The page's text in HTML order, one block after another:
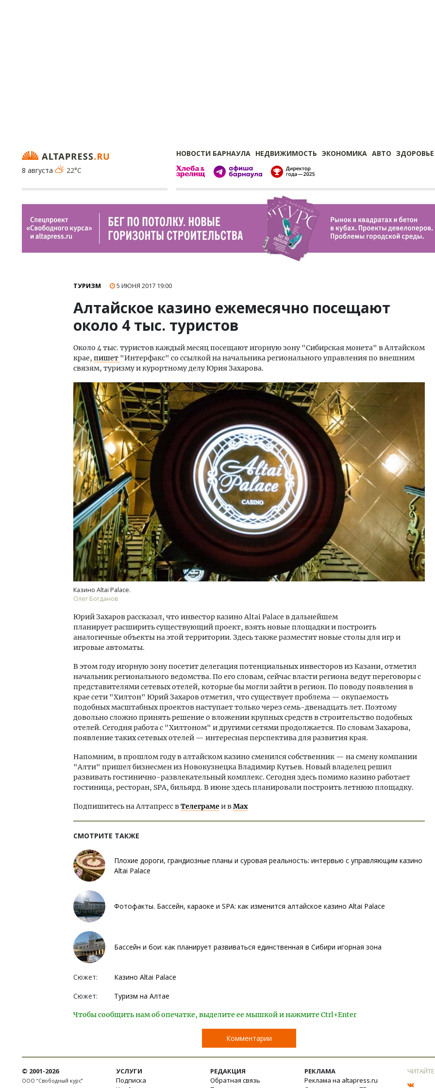
НОВОСТИ БАРНАУЛА НЕДВИЖИМОСТЬ ЭКОНОМИКА АВТО ЗДОРОВЬЕ
8 августа
22°C
ТУРИЗМ 5 ИЮНЯ 2017 19:00
Алтайское казино ежемесячно посещают
около 4 тыс. туристов
Около 4 тыс. туристов каждый месяц посещают игорную зону "Сибирская монета" в Алтайском
крае, пишет "Интерфакс" со ссылкой на начальника регионального управления по внешним
связям, туризму и курортному делу Юрия Захарова.
Казино Altai Palace.
Олег Богданов
Юрий Захаров рассказал, что инвестор казино Altai Palace в дальнейшем
планирует расширить существующий проект, взять новые площадки и построить
аналогичные объекты на этой территории. Здесь также разместят новые столы для игр и
игровые автоматы.
В этом году игорную зону посетит делегация потенциальных инвесторов из Казани, отметил
начальник регионального ведомства. По его словам, сейчас власти региона ведут переговоры с
представителями сетевых отелей, которые бы могли зайти в регион. По поводу появления в
крае сети "Хилтон" Юрий Захаров отметил, что существует проблема — окупаемость
подобных масштабных проектов наступает только через семь-двенадцать лет. Поэтому
довольно сложно принять решение о вложении крупных средств в строительство подобных
отелей. Сегодня работа с "Хилтоном" и другими сетями продолжается. По словам Захарова,
появление таких сетевых отелей — интересная перспектива для развития края.
Напомним, в прошлом году в алтайском казино сменился собственник — на смену компании
"Алти" пришел бизнесмен из Новокузнецка Владимир Кутьев. Новый владелец решил
развивать гостинично-развлекательный комплекс. Сегодня здесь помимо казино работает
гостиница, ресторан, SPA, бильярд. В июне здесь планировали построить летнюю площадку.
Подпишитесь на Алтапресс вТелеграмеи вMax
СМОТРИТЕ ТАКЖЕ
Плохие дороги, грандиозные планы и суровая реальность: интервью с управляющим казино
Altai Palace
Фотофакты. Бассейн, караоке и SPA: как изменится алтайское казино Altai Palace
Бассейн и бои: как планирует развиваться единственная в Сибири игорная зона
Сюжет: Казино Altai Palace
Сюжет: Туризм на Алтае
Чтобы сообщить нам об опечатке, выделите ее мышкой и нажмите Ctrl+Enter
Комментарии
Смелость архитектурных идей.
Генеральный директор компании
ЗИАС — об эстетике городов,
трендах в фасадах и развитии рынка
СТРОИТЕЛЬСТВО
Архитектурный код
земли. Мощение
плитами становится
стандартом
СТРОИТЕЛЬСТВО
© 2001-2026
ООО “Свободный курс”
УСЛУГИ
Подписка
РЕДАКЦИЯ
Обратная связь
РЕКЛАМА
Реклама на altapress.ru